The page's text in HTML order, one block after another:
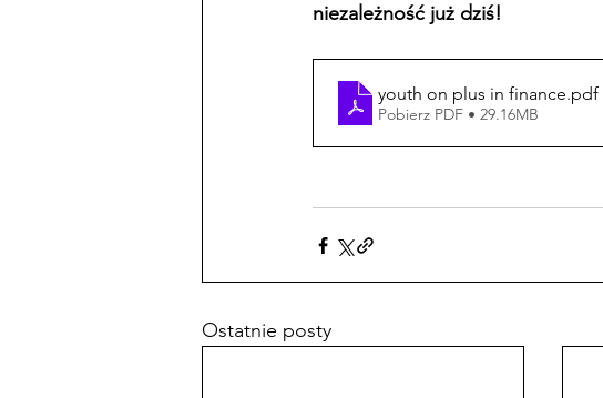
niezależność już dziś!
youth on plus in finance.pdf
Pobierz PDF • 29.16MB
Ostatnie posty